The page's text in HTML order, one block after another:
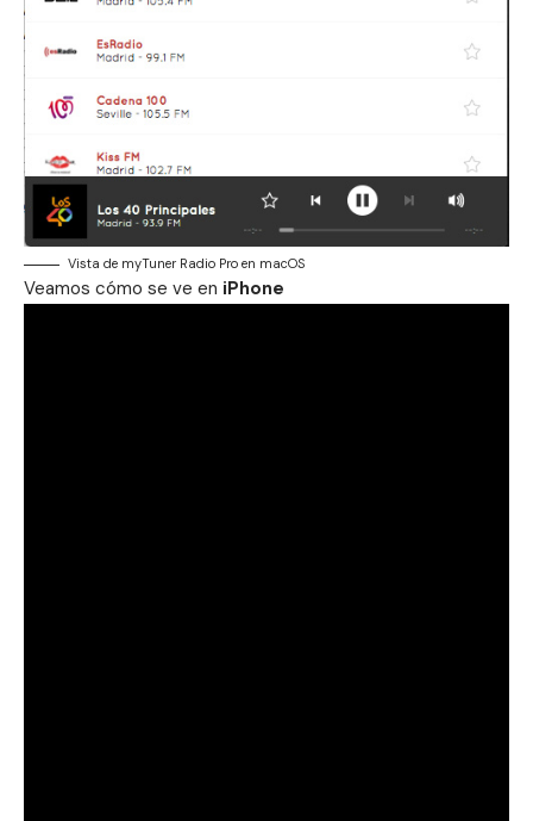
Vista de myTuner Radio Pro en macOS
Veamos cómo se ve en iPhone